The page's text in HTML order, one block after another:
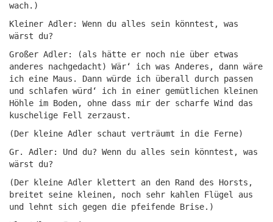
wach.)
Kleiner Adler: Wenn du alles sein könntest, was
wärst du?
Großer Adler: (als hätte er noch nie über etwas
anderes nachgedacht) Wär‘ ich was Anderes, dann wäre
ich eine Maus. Dann würde ich überall durch passen
und schlafen würd‘ ich in einer gemütlichen kleinen
Höhle im Boden, ohne dass mir der scharfe Wind das
kuschelige Fell zerzaust.
(Der kleine Adler schaut verträumt in die Ferne)
Gr. Adler: Und du? Wenn du alles sein könntest, was
wärst du?
(Der kleine Adler klettert an den Rand des Horsts,
breitet seine kleinen, noch sehr kahlen Flügel aus
und lehnt sich gegen die pfeifende Brise.)